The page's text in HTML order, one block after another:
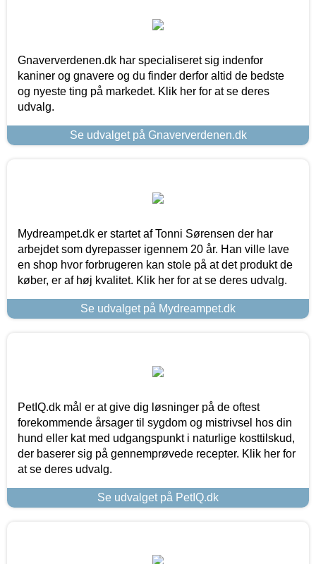
Gnaververdenen.dk har specialiseret sig indenfor
kaniner og gnavere og du finder derfor altid de bedste
og nyeste ting på markedet. Klik her for at se deres
udvalg.
Se udvalget på Gnaververdenen.dk
Mydreampet.dk er startet af Tonni Sørensen der har
arbejdet som dyrepasser igennem 20 år. Han ville lave
en shop hvor forbrugeren kan stole på at det produkt de
køber, er af høj kvalitet. Klik her for at se deres udvalg.
Se udvalget på Mydreampet.dk
PetIQ.dk mål er at give dig løsninger på de oftest
forekommende årsager til sygdom og mistrivsel hos din
hund eller kat med udgangspunkt i naturlige kosttilskud,
der baserer sig på gennemprøvede recepter. Klik her for
at se deres udvalg.
Se udvalget på PetIQ.dk